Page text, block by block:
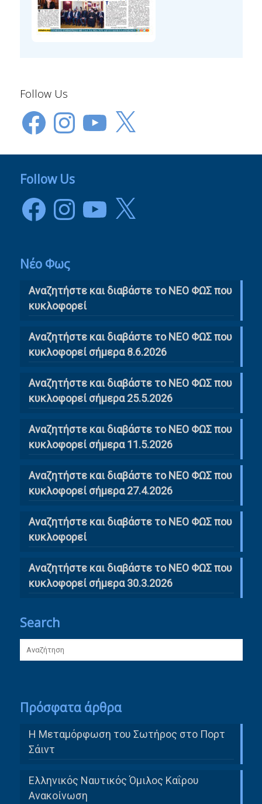
Follow Us
FacebookInstagramYouTube
X
Follow Us
FacebookInstagramYouTube
X
Νέο Φως
Αναζητήστε και διαβάστε το NΕΟ ΦΩΣ που
κυκλοφορεί
Αναζητήστε και διαβάστε το ΝΕΟ ΦΩΣ που
κυκλοφορεί σήμερα 8.6.2026
Αναζητήστε και διαβάστε το ΝΕΟ ΦΩΣ που
κυκλοφορεί σήμερα 25.5.2026
Αναζητήστε και διαβάστε το ΝΕΟ ΦΩΣ που
κυκλοφορεί σήμερα 11.5.2026
Αναζητήστε και διαβάστε το ΝΕΟ ΦΩΣ που
κυκλοφορεί σήμερα 27.4.2026
Αναζητήστε και διαβάστε το ΝΕΟ ΦΩΣ που
κυκλοφορεί
Αναζητήστε και διαβάστε το ΝΕΟ ΦΩΣ που
κυκλοφορεί σήμερα 30.3.2026
Search
Πρόσφατα άρθρα
Η Μεταμόρφωση του Σωτήρος στο Πορτ
Σάιντ
Ελληνικός Ναυτικός Όμιλος Καΐρου
Ανακοίνωση